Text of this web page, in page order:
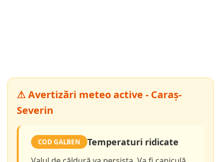
⚠ Avertizări meteo active - Caraș-
Severin
COD GALBEN Temperaturi ridicate